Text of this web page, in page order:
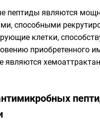
пептиды являются
, способными
клетки,
приобретенного
являются